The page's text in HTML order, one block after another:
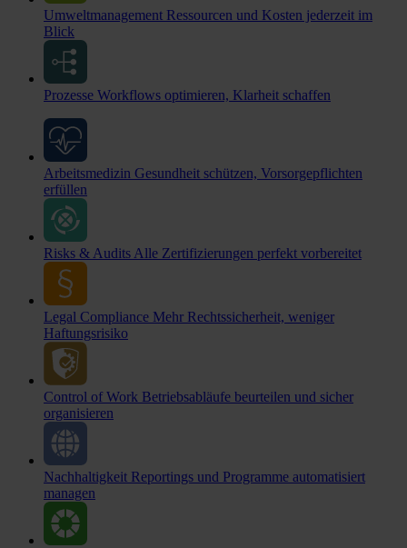
Umweltmanagement Ressourcen und Kosten jederzeit im
Blick
Prozesse Workflows optimieren, Klarheit schaffen
Arbeitsmedizin Gesundheit schützen, Vorsorgepflichten
erfüllen
Risks & Audits Alle Zertifizierungen perfekt vorbereitet
Legal Compliance Mehr Rechtssicherheit, weniger
Haftungsrisiko
Control of Work Betriebsabläufe beurteilen und sicher
organisieren
Nachhaltigkeit Reportings und Programme automatisiert
managen